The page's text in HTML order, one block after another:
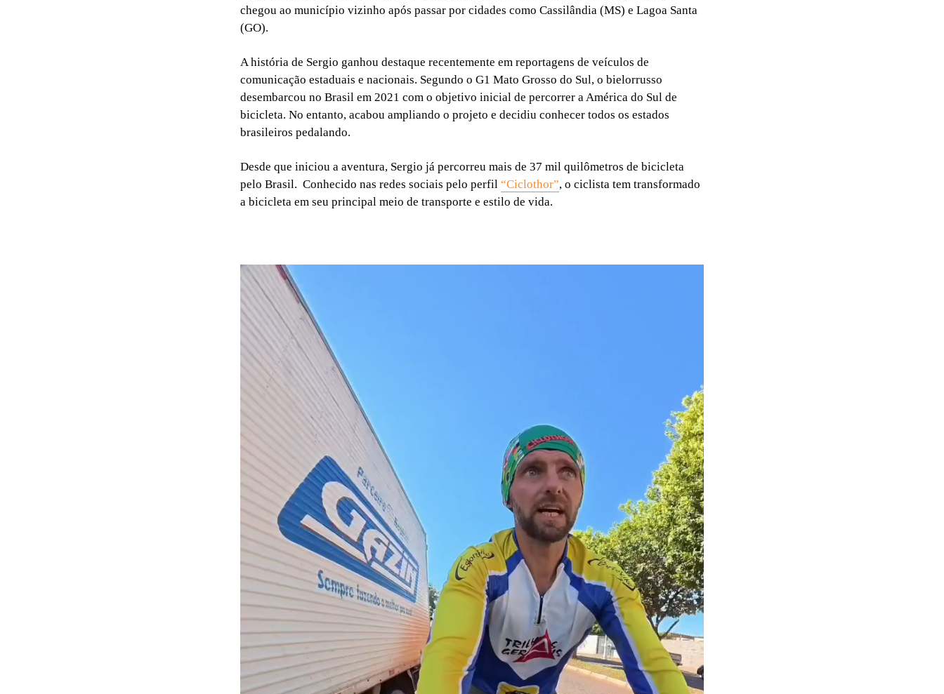
chegou ao município vizinho após passar por cidades como Cassilândia (MS) e Lagoa Santa
(GO).
A história de Sergio ganhou destaque recentemente em reportagens de veículos de
comunicação estaduais e nacionais. Segundo o G1 Mato Grosso do Sul, o bielorrusso
desembarcou no Brasil em 2021 com o objetivo inicial de percorrer a América do Sul de
bicicleta. No entanto, acabou ampliando o projeto e decidiu conhecer todos os estados
brasileiros pedalando.
Desde que iniciou a aventura, Sergio já percorreu mais de 37 mil quilômetros de bicicleta
pelo Brasil. Conhecido nas redes sociais pelo perfil “Ciclothor”, o ciclista tem transformado
a bicicleta em seu principal meio de transporte e estilo de vida.